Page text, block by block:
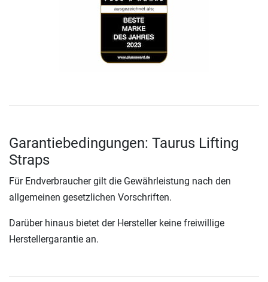
Garantiebedingungen: Taurus Lifting
Straps
Für Endverbraucher gilt die Gewährleistung nach den
allgemeinen gesetzlichen Vorschriften.
Darüber hinaus bietet der Hersteller keine freiwillige
Herstellergarantie an.